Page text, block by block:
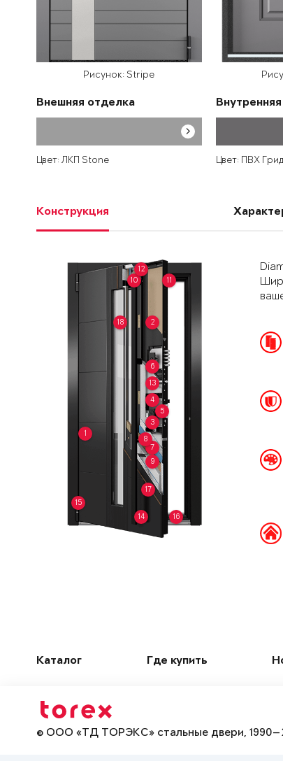
Рисунок: Stripe
Внешняя отделка
Цвет: ЛКП Stone Цвет: ПВХ
Конструкция
1
2
3
4
5
6
7
8
9
10 11
12
13
14
15
16
17
18
Каталог Где купить
© ООО «ТД ТОРЭКС» стальные двери,